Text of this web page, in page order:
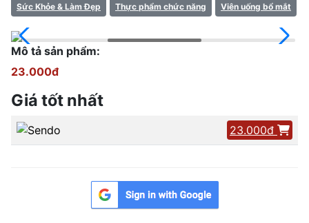
Sức Khỏe & Làm Đẹp Thực phẩm chức năng Viên uống bổ mắt
Mô tả sản phẩm:
23.000đ
Giá tốt nhất
23.000đ